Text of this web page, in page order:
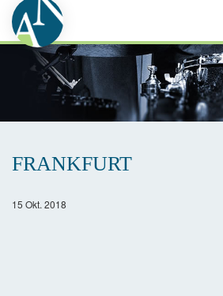
FRANKFURT
15 Okt. 2018